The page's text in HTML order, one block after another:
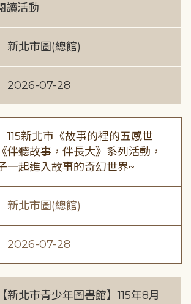
讀活動
新北市圖(總館)
2026-07-28
115新北市《故事的裡的五感世
伴聽故事，伴長大》系列活動，
一起進入故事的奇幻世界~
新北市圖(總館)
2026-07-28
【新北市青少年圖書館】115年8月